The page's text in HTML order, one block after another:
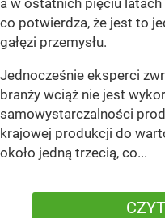
co potwierdza, że jest to
gałęzi przemysłu.
Jednocześnie eksperci
branży wciąż nie jest
samowystarczalności
krajowej produkcji do
około jedną trzecią, co...